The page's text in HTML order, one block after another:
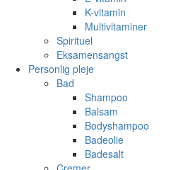
K-vitamin
Multivitaminer
Spirituel
Eksamensangst
Personlig pleje
Bad
Shampoo
Balsam
Bodyshampoo
Badeolie
Badesalt